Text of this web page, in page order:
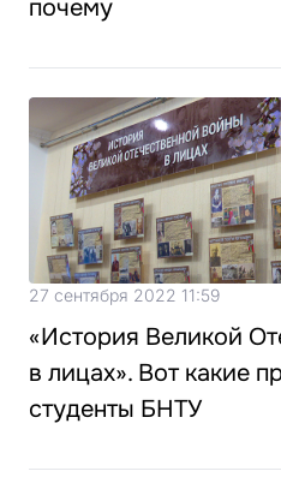
почему
27 сентября 2022 11:59
«История Великой
в лицах». Вот какие
студенты БНТУ